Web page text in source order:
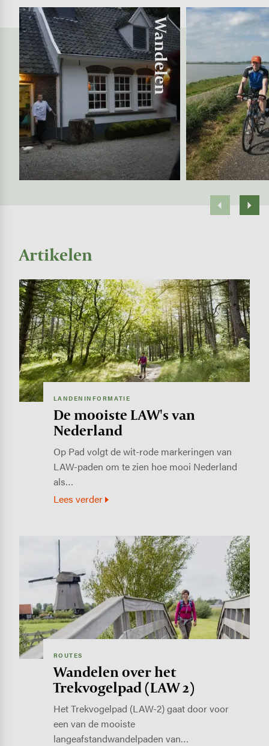
Image
Wandelen
Image
Artikelen
Image
LANDENINFORMATIE
De mooiste LAW's van
Nederland
Op Pad volgt de wit-rode markeringen van
LAW-paden om te zien hoe mooi Nederland
als…
Lees verder
ROUTES
Wandelen over het
Trekvogelpad (LAW 2)
Het Trekvogelpad (LAW-2) gaat door voor
een van de mooiste
langeafstandwandelpaden van…